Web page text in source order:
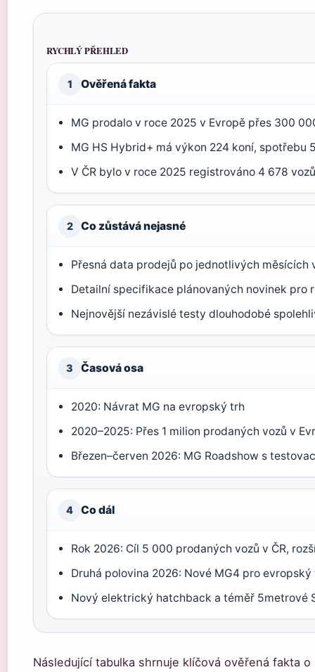
RYCHLÝ PŘEHLED
1 Ověřená fakta
MG prodalo v roce 2025 v Evropě přes 300
MG HS Hybrid+ má výkon 224 koní, spotřebu
V ČR bylo v roce 2025 registrováno 4 678
2 Co zůstává nejasné
Přesná data prodejů po jednotlivých měsících
Detailní specifikace plánovaných novinek pro
Nejnovější nezávislé testy dlouhodobé
3 Časová osa
2020: Návrat MG na evropský trh
2020–2025: Přes 1 milion prodaných vozů v
Březen–červen 2026: MG Roadshow s
4 Co dál
Rok 2026: Cíl 5 000 prodaných vozů v ČR,
Druhá polovina 2026: Nové MG4 pro evropský
Nový elektrický hatchback a téměř 5metrové
Následující tabulka shrnuje klíčová ověřená fakta